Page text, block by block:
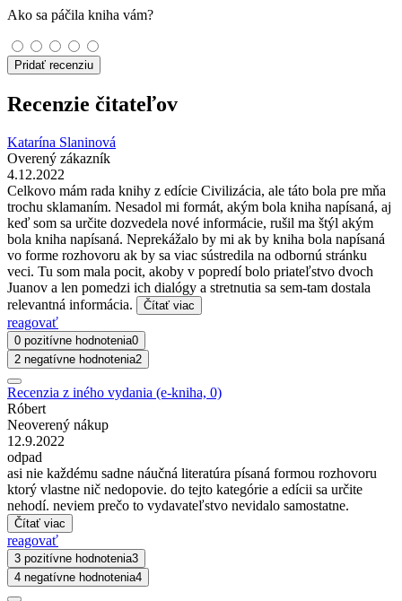
Ako sa páčila kniha vám?
Pridať recenziu
Recenzie čitateľov
Katarína Slaninová
Overený zákazník
4.12.2022
Celkovo mám rada knihy z edície Civilizácia, ale táto bola pre mňa
trochu sklamaním. Nesadol mi formát, akým bola kniha napísaná, aj
keď som sa určite dozvedela nové informácie, rušil ma štýl akým
bola kniha napísaná. Neprekážalo by mi ak by kniha bola napísaná
vo forme rozhovoru ak by sa viac sústredila na odbornú stránku
veci. Tu som mala pocit, akoby v popredí bolo priateľstvo dvoch
Juanov a len pomedzi ich dialógy a stretnutia sa sem-tam dostala
relevantná informácia.
Čítať viac
reagovať
0 pozitívne hodnotenia0
2 negatívne hodnotenia2
Recenzia z iného vydania (e-kniha, 0)
Róbert
Neoverený nákup
12.9.2022
odpad
asi nie každému sadne náučná literatúra písaná formou rozhovoru
ktorý vlastne nič nedopovie. do tejto kategórie a edícii sa určite
nehodí. neviem prečo to vydavateľstvo nevidalo samostatne.
Čítať viac
reagovať
3 pozitívne hodnotenia3
4 negatívne hodnotenia4